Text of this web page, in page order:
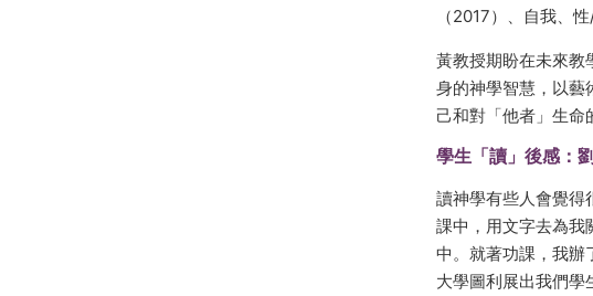
（2017）、自我、
黃教授期盼在未來教
身的神學智慧，以藝
己和對「他者」生命
學生「讀」後感：
讀神學有些人會覺
課中，用文字去為我
中。就著功課，我辦
大學圖利展出我們學